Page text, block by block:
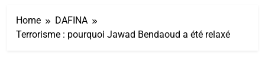
Home
DAFINA
Terrorisme : pourquoi Jawad Bendaoud a été relaxé